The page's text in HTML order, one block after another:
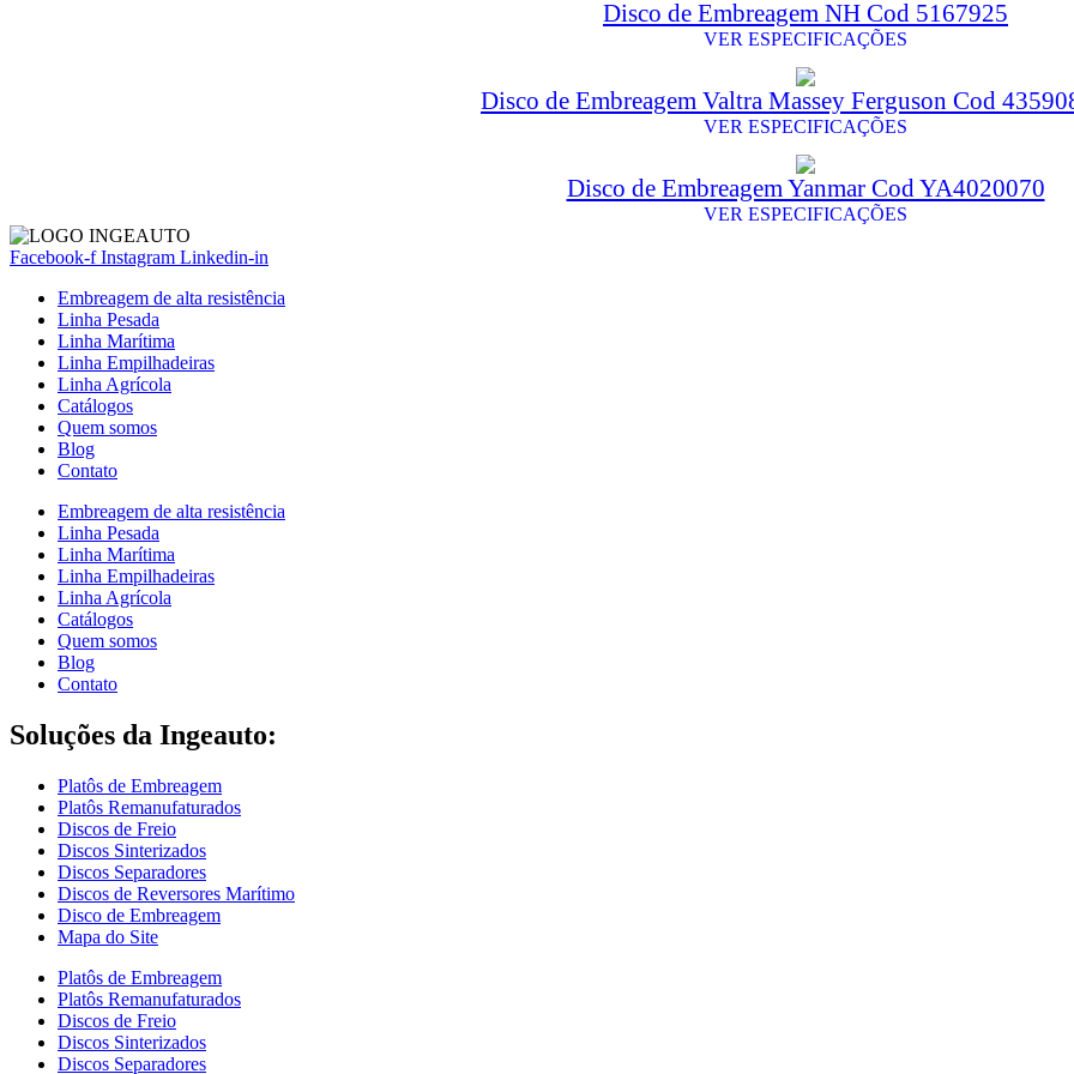
Disco de Embreagem NH Cod 5167925
VER ESPECIFICAÇÕES
Disco de Embreagem Valtra Massey Ferguson Cod
VER ESPECIFICAÇÕES
Disco de Embreagem Yanmar Cod YA4020070
VER ESPECIFICAÇÕES
Facebook-f Instagram Linkedin-in
Embreagem de alta resistência
Linha Pesada
Linha Marítima
Linha Empilhadeiras
Linha Agrícola
Catálogos
Quem somos
Blog
Contato
Embreagem de alta resistência
Linha Pesada
Linha Marítima
Linha Empilhadeiras
Linha Agrícola
Catálogos
Quem somos
Blog
Contato
Soluções da Ingeauto:
Platôs de Embreagem
Platôs Remanufaturados
Discos de Freio
Discos Sinterizados
Discos Separadores
Discos de Reversores Marítimo
Disco de Embreagem
Mapa do Site
Platôs de Embreagem
Platôs Remanufaturados
Discos de Freio
Discos Sinterizados
Discos Separadores